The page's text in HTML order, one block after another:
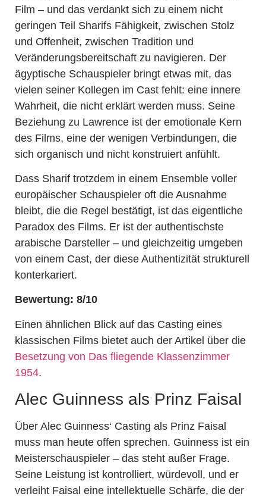
Film – und das verdankt sich zu einem nicht
geringen Teil Sharifs Fähigkeit, zwischen Stolz
und Offenheit, zwischen Tradition und
Veränderungsbereitschaft zu navigieren. Der
ägyptische Schauspieler bringt etwas mit, das
vielen seiner Kollegen im Cast fehlt: eine innere
Wahrheit, die nicht erklärt werden muss. Seine
Beziehung zu Lawrence ist der emotionale Kern
des Films, eine der wenigen Verbindungen, die
sich organisch und nicht konstruiert anfühlt.
Dass Sharif trotzdem in einem Ensemble voller
europäischer Schauspieler oft die Ausnahme
bleibt, die die Regel bestätigt, ist das eigentliche
Paradox des Films. Er ist der authentischste
arabische Darsteller – und gleichzeitig umgeben
von einem Cast, der diese Authentizität strukturell
konterkariert.
Bewertung: 8/10
Einen ähnlichen Blick auf das Casting eines
klassischen Films bietet auch der Artikel über die
Besetzung von Das fliegende Klassenzimmer
1954.
Alec Guinness als Prinz Faisal
Über Alec Guinness‘ Casting als Prinz Faisal
muss man heute offen sprechen. Guinness ist ein
Meisterschauspieler – das steht außer Frage.
Seine Leistung ist kontrolliert, würdevoll, und er
verleiht Faisal eine intellektuelle Schärfe, die der